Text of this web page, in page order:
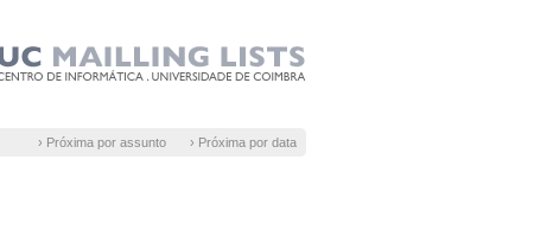
› Próxima por assunto › Próxima por data